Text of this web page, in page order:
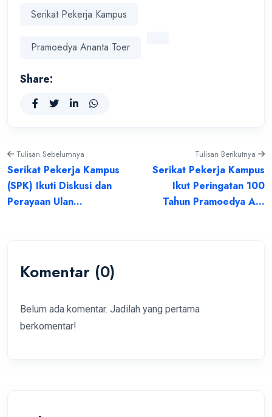
Serikat Pekerja Kampus
Pramoedya Ananta Toer
Share:
Tulisan Sebelumnya
Serikat Pekerja Kampus
(SPK) Ikuti Diskusi dan
Perayaan Ulan...
Tulisan Berikutnya
Serikat Pekerja Kampus
Ikut Peringatan 100
Tahun Pramoedya A...
Komentar (0)
Belum ada komentar. Jadilah yang pertama
berkomentar!